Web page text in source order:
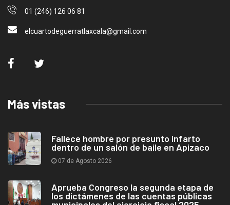
01 (246) 126 06 81
elcuartodeguerratlaxcala@gmail.com
Más vistas
Fallece hombre por presunto infarto
dentro de un salón de baile en Apizaco
07 de Agosto 2026
Aprueba Congreso la segunda etapa de
los dictámenes de las cuentas públicas